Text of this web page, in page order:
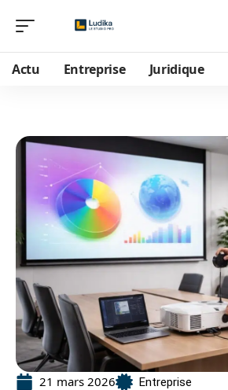
Actu Entreprise Juridique
21 mars 2026 Entreprise